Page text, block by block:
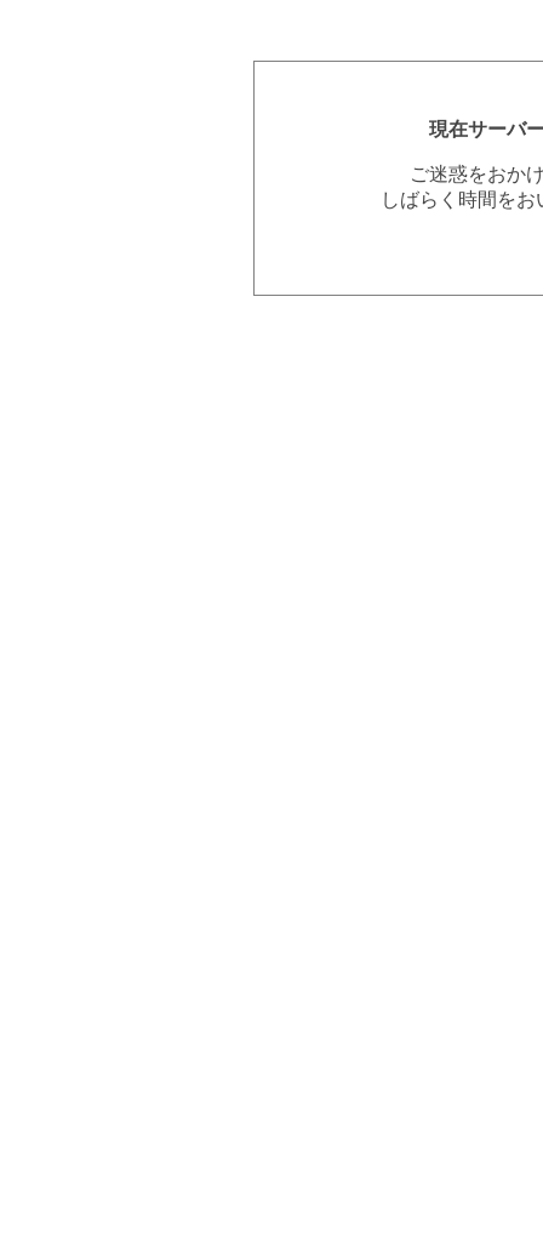
現在サーバ
ご迷惑をおか
しばらく時間を